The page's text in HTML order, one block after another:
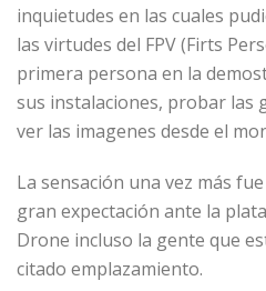
inquietudes en las cuales
las virtudes del FPV (Firts
primera persona en la
sus instalaciones, probar las
ver las imagenes desde el
La sensación una vez más
gran expectación ante la
Drone incluso la gente que
citado emplazamiento.